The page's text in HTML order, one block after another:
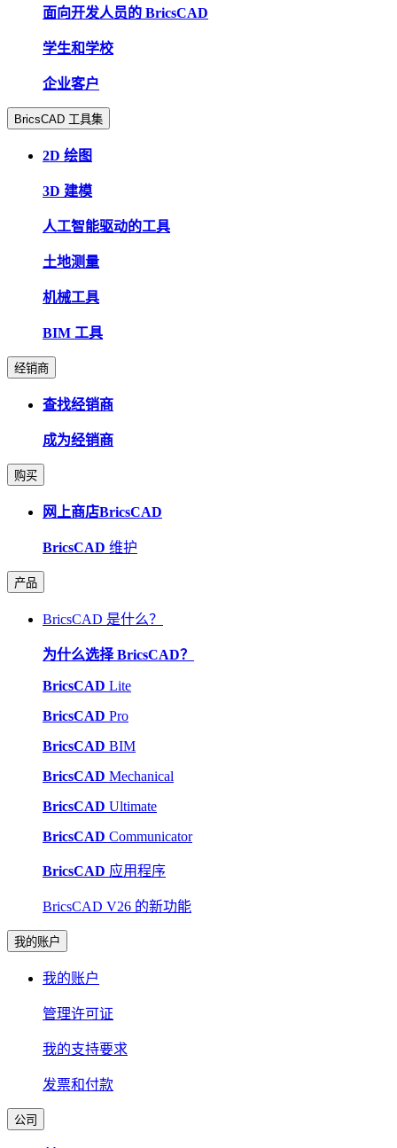
面向开发人员的 BricsCAD
学生和学校
企业客户
BricsCAD 工具集
2D 绘图
3D 建模
人工智能驱动的工具
土地测量
机械工具
BIM 工具
经销商
查找经销商
成为经销商
购买
网上商店BricsCAD
BricsCAD 维护
产品
BricsCAD 是什么？
为什么选择 BricsCAD？
BricsCAD Lite
BricsCAD Pro
BricsCAD BIM
BricsCAD Mechanical
BricsCAD Ultimate
BricsCAD Communicator
BricsCAD 应用程序
BricsCAD V26 的新功能
我的账户
我的账户
管理许可证
我的支持要求
发票和付款
公司